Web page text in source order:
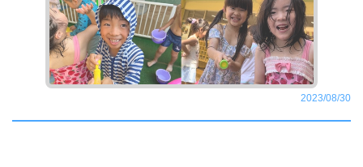
2023/08/30